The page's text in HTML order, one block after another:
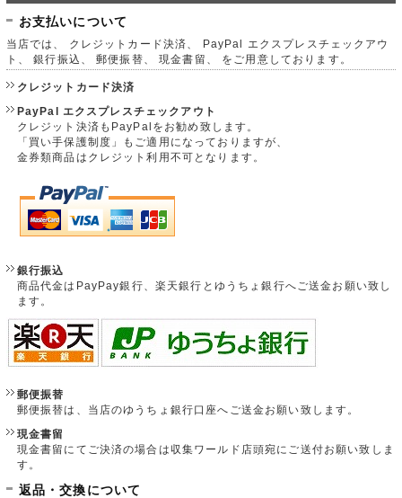
お支払いについて
当店では、 クレジットカード決済、 PayPal エクスプレスチェックアウ
ト、 銀行振込、 郵便振替、 現金書留、 をご用意しております。
クレジットカード決済
PayPal エクスプレスチェックアウト
クレジット決済もPayPalをお勧め致します。
「買い手保護制度」もご適用になっておりますが、
金券類商品はクレジット利用不可となります。
銀行振込
商品代金はPayPay銀行、楽天銀行とゆうちょ銀行へご送金お願い致し
ます。
郵便振替
郵便振替は、当店のゆうちょ銀行口座へご送金お願い致します。
現金書留
現金書留にてご決済の場合は収集ワールド店頭宛にご送付お願い致しま
す。
返品・交換について